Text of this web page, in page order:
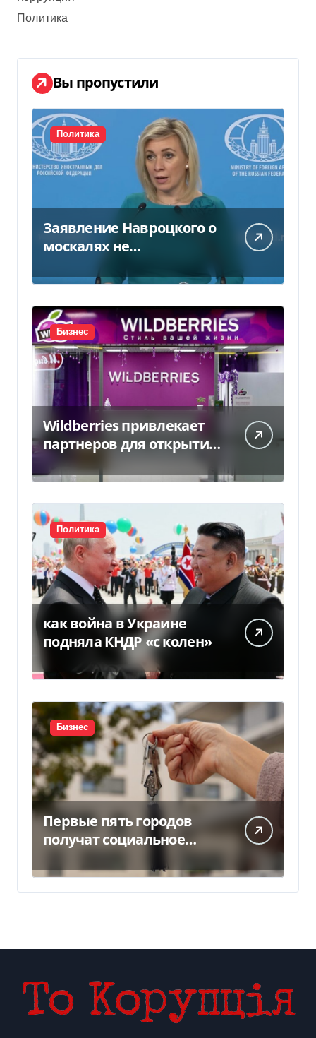
Политика
Вы пропустили
Политика
Заявление Навроцкого о
москалях не
Бизнес
Wildberries привлекает
партнеров для открытия
хабов после ударов по
слогам
Политика
как война в Украине
подняла КНДР «с колен»
Бизнес
Первые пять городов
получат социальное
Украине